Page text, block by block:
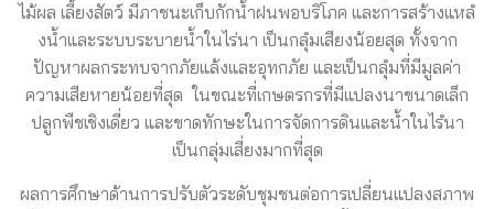
ไม้ผล เลี้ยงสัตว์ มีภาชนะเก็บกักน้ำฝนพอบริโภค และการสร้างแหลํ
งน้ำและระบบระบายน้ำในไร่นา เป็นกลุํมเสียงน้อยสุด ทั้งจาก
ปัญหาผลกระทบจากภัยแล้งและอุทกภัย และเป็นกลุํมที่มีมูลค่า
ความเสียหายน้อยที่สุด ในขณะที่เกษตรกรที่มีแปลงนาขนาดเล็ก
ปลูกพืชเชิงเดี่ยว และขาดทักษะในการจัดการดินและน้ำในไรํนา
เป็นกลุ่มเสี่ยงมากที่สุด
ผลการศึกษาด้านการปรับตัวระดับชุมชนต่อการเปลี่ยนแปลงสภาพ